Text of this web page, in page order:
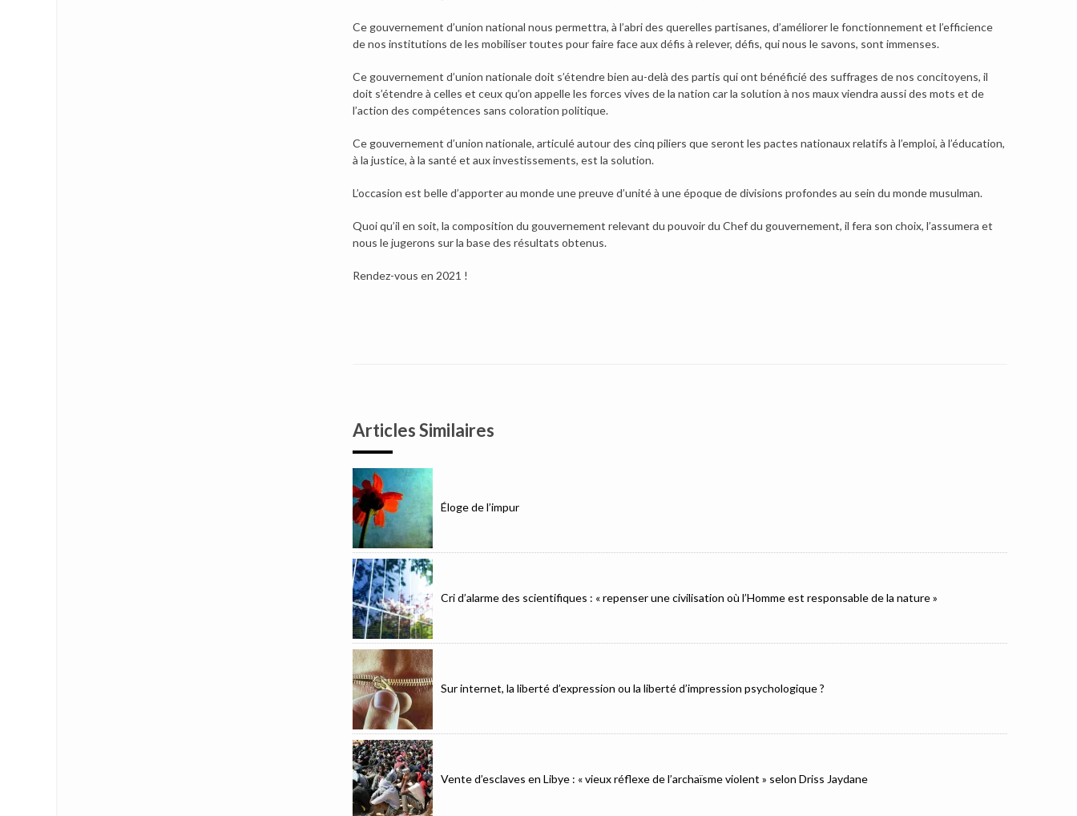
Ce gouvernement d’union national nous permettra, à l’abri des querelles partisanes, d’améliorer le fonctionnement et l’efficience
de nos institutions de les mobiliser toutes pour faire face aux défis à relever, défis, qui nous le savons, sont immenses.
Ce gouvernement d’union nationale doit s’étendre bien au-delà des partis qui ont bénéficié des suffrages de nos concitoyens, il
doit s’étendre à celles et ceux qu’on appelle les forces vives de la nation car la solution à nos maux viendra aussi des mots et de
l’action des compétences sans coloration politique.
Ce gouvernement d’union nationale, articulé autour des cinq piliers que seront les pactes nationaux relatifs à l’emploi, à l’éducation,
à la justice, à la santé et aux investissements, est la solution.
L’occasion est belle d’apporter au monde une preuve d’unité à une époque de divisions profondes au sein du monde musulman.
Quoi qu’il en soit, la composition du gouvernement relevant du pouvoir du Chef du gouvernement, il fera son choix, l’assumera et
nous le jugerons sur la base des résultats obtenus.
Rendez-vous en 2021 !
Articles Similaires
Éloge de l’impur
Cri d’alarme des scientifiques : « repenser une civilisation où l’Homme est responsable de la nature »
Sur internet, la liberté d’expression ou la liberté d’impression psychologique ?
Vente d’esclaves en Libye : « vieux réflexe de l’archaïsme violent » selon Driss Jaydane